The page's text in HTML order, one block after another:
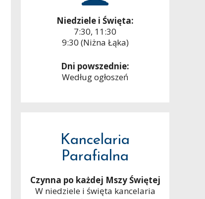
Niedziele i Święta:
7:30, 11:30
9:30 (Niżna Łąka)
Dni powszednie:
Według ogłoszeń
Kancelaria
Parafialna
Czynna po każdej Mszy Świętej
W niedziele i święta kancelaria